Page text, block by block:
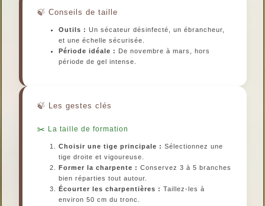
Conseils de taille
Outils : Un sécateur désinfecté, un ébrancheur,
et une échelle sécurisée.
Période idéale :
De novembre à mars, hors
période de gel intense.
Les gestes clés
La taille de formation
Choisir une tige principale : Sélectionnez une
tige droite et vigoureuse.
Former la charpente : Conservez 3 à 5 branches
bien réparties tout autour.
Écourter les charpentières : Taillez-les à
environ 50 cm du tronc.